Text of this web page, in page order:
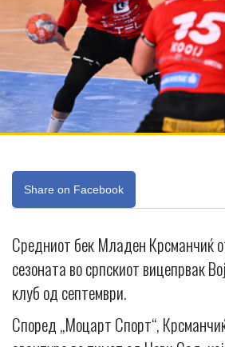
Share on Facebook
Средниот бек Младен Крсманчиќ
сезоната во српскиот вицепрвак
клуб од септември.
Според „Моцарт Спорт“,